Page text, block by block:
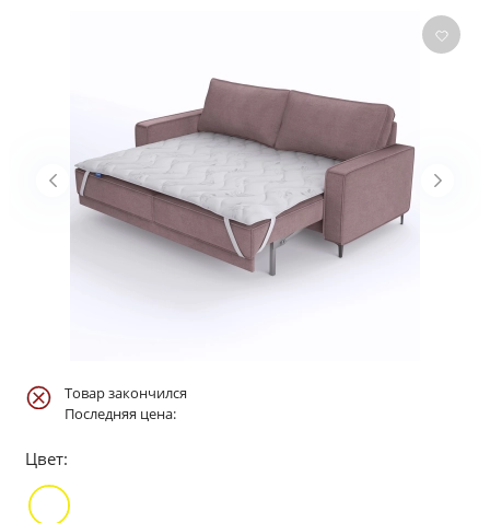
Товар закончился
Последняя цена:
Цвет: